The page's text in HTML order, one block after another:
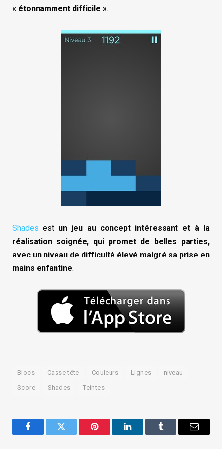
« étonnamment difficile ».
Shades est un jeu au concept intéressant et à la
réalisation soignée, qui promet de belles parties,
avec un niveau de difficulté élevé malgré sa prise en
mains enfantine.
Blocs Casse tête Couleurs Lignes niveau
Score Shades Teintes
FacebookTwitter Pinterest LinkedInTumblr Email